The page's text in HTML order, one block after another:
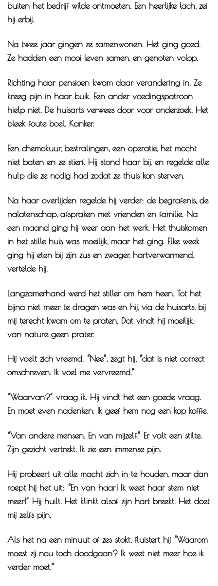
buiten het bedrijf wilde ontmoeten. Een heerlijke lach, zei
hij erbij.
Na twee jaar gingen ze samenwonen. Het ging goed.
Ze hadden een mooi leven samen, en genoten volop.
Richting haar pensioen kwam daar verandering in. Ze
kreeg pijn in haar buik. Een ander voedingspatroon
hielp niet. De huisarts verwees door voor onderzoek. Het
bleek foute boel. Kanker.
Een chemokuur, bestralingen, een operatie, het mocht
niet baten en ze stierf. Hij stond haar bij, en regelde alle
hulp die ze nodig had zodat ze thuis kon sterven.
Na haar overlijden regelde hij verder: de begrafenis, de
nalatenschap, afspraken met vrienden en familie. Na
een maand ging hij weer aan het werk. Het thuiskomen
in het stille huis was moeilijk, maar het ging. Elke week
ging hij eten bij zijn zus en zwager, hartverwarmend,
vertelde hij.
Langzamerhand werd het stiller om hem heen. Tot het
bijna niet meer te dragen was en hij, via de huisarts, bij
mij terecht kwam om te praten. Dat vindt hij moeilijk:
van nature geen prater.
Hij voelt zich vreemd. “Nee”, zegt hij, “dat is niet correct
omschreven. Ik voel me vervreemd.”
“Waarvan?” vraag ik. Hij vindt het een goede vraag.
En moet even nadenken. Ik geef hem nog een kop koffie.
“Van andere mensen. En van mijzelf.” Er valt een stilte.
Zijn gezicht vertrekt. Ik zie een immense pijn.
Hij probeert uit alle macht zich in te houden, maar dan
roept hij het uit: “En van haar! Ik weet haar stem niet
meer!” Hij huilt. Het klinkt alsof zijn hart breekt. Het doet
mij zelfs pijn.
Als het na een minuut of zes stokt, fluistert hij “Waarom
moest zij nou toch doodgaan? Ik weet niet meer hoe ik
verder moet.”